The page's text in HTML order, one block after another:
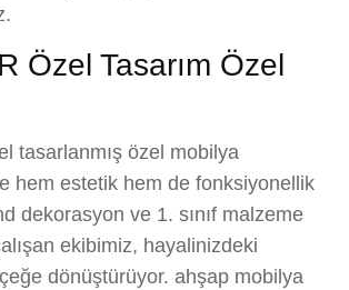
Özel Tasarım Özel
tasarlanmış özel mobilya
hem estetik hem de fonksiyonellik
dekorasyon ve 1. sınıf malzeme
ekibimiz, hayalinizdeki
dönüştürüyor. ahşap mobilya